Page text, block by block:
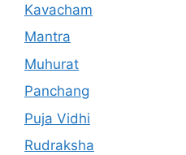
Kavacham
Mantra
Muhurat
Panchang
Puja Vidhi
Rudraksha